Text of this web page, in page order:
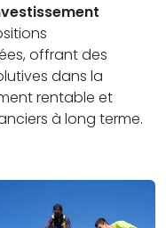
offrant des
dans la
rentable et
à long terme.